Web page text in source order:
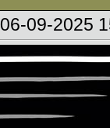
06-09-2025